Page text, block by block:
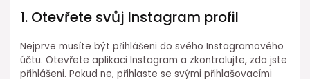
1. Otevřete svůj Instagram profil
Nejprve musíte být přihlášeni do svého Instagramového
účtu. Otevřete aplikaci Instagram a zkontrolujte, zda jste
přihlášeni. Pokud ne, přihlaste se svými přihlašovacími